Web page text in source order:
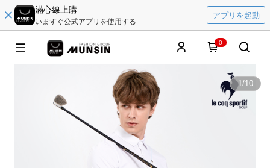
滿心線上購
いますぐ公式アプリを使用する
アプリを起動
0
1/10